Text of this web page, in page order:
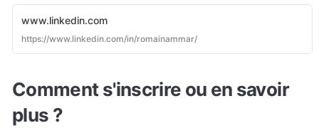
www.linkedin.com
https://www.linkedin.com/in/romainammar/
Comment s'inscrire ou en savoir
plus ?